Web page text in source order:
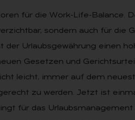
für die Work-Life-Balance.
sondern auch für die
der Urlaubsgewährung einen
Gesetzen und
leicht, immer auf dem
zu werden. Jetzt ist
für das Urlaubsmanagement